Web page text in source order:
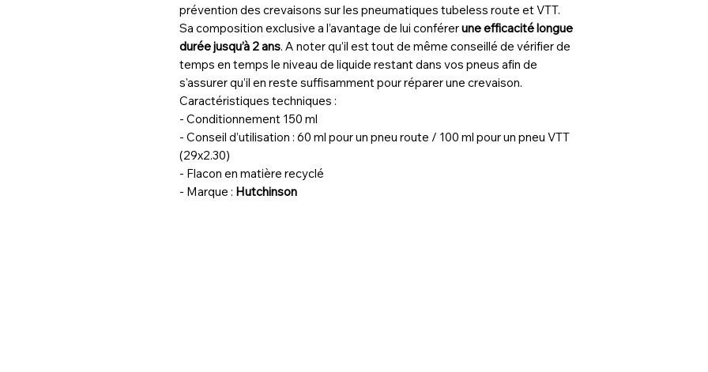
prévention des crevaisons sur les pneumatiques tubeless route et VTT.
Sa composition exclusive a l’avantage de lui conférerune efficacité longue
durée jusqu’à 2 ans. A noter qu’il est tout de même conseillé de vérifier de
temps en temps le niveau de liquide restant dans vos pneus afin de
s'assurer qu’il en reste suffisamment pour réparer une crevaison.
Caractéristiques techniques :
- Conditionnement 150 ml
- Conseil d’utilisation : 60 ml pour un pneu route / 100 ml pour un pneu VTT
(29x2.30)
- Flacon en matière recyclé
- Marque : Hutchinson